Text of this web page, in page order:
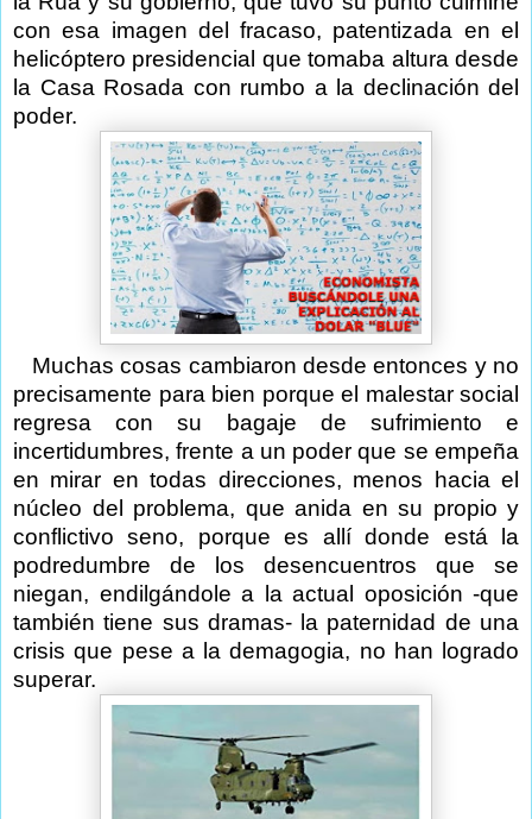
con esa imagen del fracaso, patentizada en el
helicóptero presidencial que tomaba altura desde
la Casa Rosada con rumbo a la declinación del
poder.
Muchas cosas cambiaron desde entonces y no
precisamente para bien porque el malestar social
regresa con su bagaje de sufrimiento e
incertidumbres, frente a un poder que se empeña
en mirar en todas direcciones, menos hacia el
núcleo del problema, que anida en su propio y
conflictivo seno, porque es allí donde está la
podredumbre de los desencuentros que se
niegan, endilgándole a la actual oposición -que
también tiene sus dramas- la paternidad de una
crisis que pese a la demagogia, no han logrado
superar.